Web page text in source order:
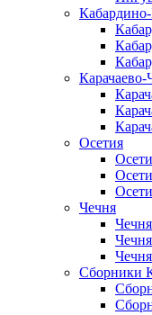
Карачаево-
Осетия
Чечня
Сборники